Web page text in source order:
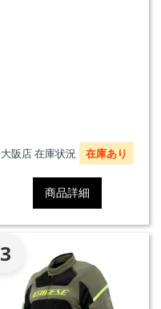
大阪店 在庫状況 在庫あり
商品詳細
3